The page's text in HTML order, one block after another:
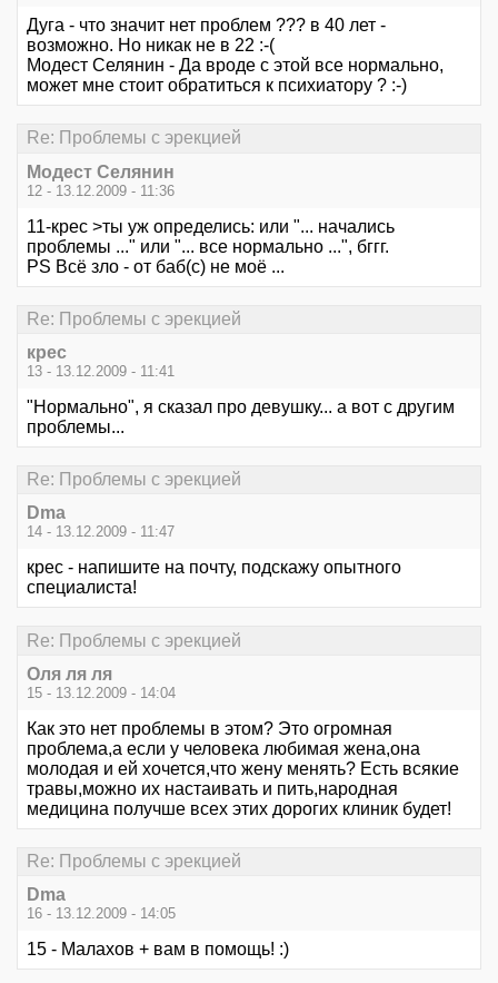
Дуга - что значит нет проблем ??? в 40 лет -
возможно. Но никак не в 22 :-(
Модест Селянин - Да вроде с этой все нормально,
может мне стоит обратиться к психиатору ? :-)
Re: Проблемы с эрекцией
Модест Селянин
12 - 13.12.2009 - 11:36
11-крес >ты уж определись: или "... начались
проблемы ..." или "... все нормально ...", бггг.
PS Всё зло - от баб(с) не моё ...
Re: Проблемы с эрекцией
крес
13 - 13.12.2009 - 11:41
"Нормально", я сказал про девушку... а вот с другим
проблемы...
Re: Проблемы с эрекцией
Dma
14 - 13.12.2009 - 11:47
крес - напишите на почту, подскажу опытного
специалиста!
Re: Проблемы с эрекцией
Оля ля ля
15 - 13.12.2009 - 14:04
Как это нет проблемы в этом? Это огромная
проблема,а если у человека любимая жена,она
молодая и ей хочется,что жену менять? Есть всякие
травы,можно их настаивать и пить,народная
медицина получше всех этих дорогих клиник будет!
Re: Проблемы с эрекцией
Dma
16 - 13.12.2009 - 14:05
15 - Малахов + вам в помощь! :)